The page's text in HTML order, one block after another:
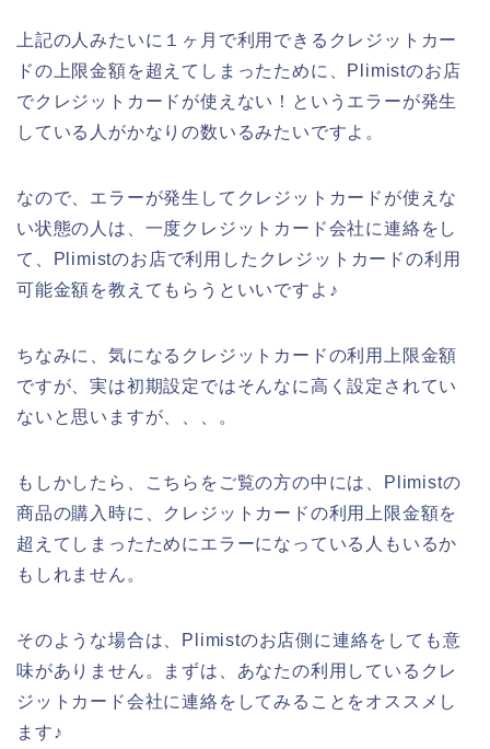
上記の人みたいに１ヶ月で利用できるクレジットカー
ドの上限金額を超えてしまったために、Plimistのお店
でクレジットカードが使えない！というエラーが発生
している人がかなりの数いるみたいですよ。
なので、エラーが発生してクレジットカードが使えな
い状態の人は、一度クレジットカード会社に連絡をし
て、Plimistのお店で利用したクレジットカードの利用
可能金額を教えてもらうといいですよ♪
ちなみに、気になるクレジットカードの利用上限金額
ですが、実は初期設定ではそんなに高く設定されてい
ないと思いますが、、、。
もしかしたら、こちらをご覧の方の中には、Plimistの
商品の購入時に、クレジットカードの利用上限金額を
超えてしまったためにエラーになっている人もいるか
もしれません。
そのような場合は、Plimistのお店側に連絡をしても意
味がありません。まずは、あなたの利用しているクレ
ジットカード会社に連絡をしてみることをオススメし
ます♪